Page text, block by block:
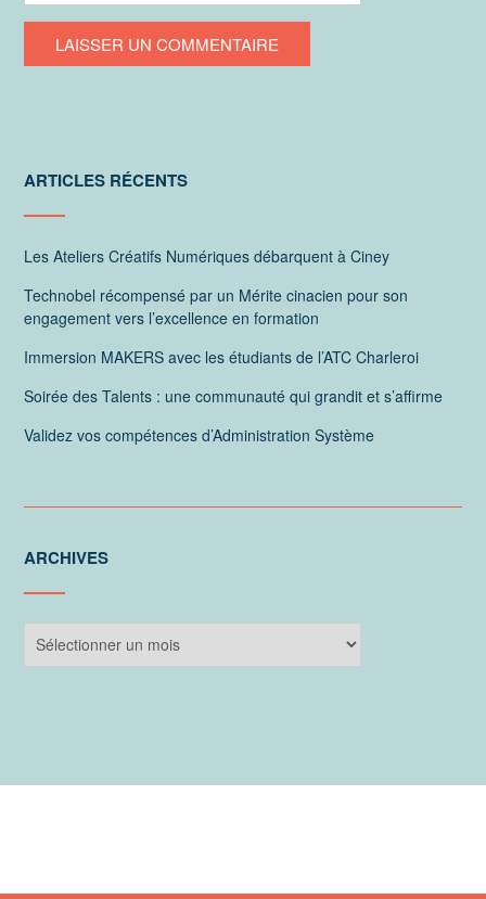
ARTICLES RÉCENTS
Les Ateliers Créatifs Numériques débarquent à Ciney
Technobel récompensé par un Mérite cinacien pour son
engagement vers l’excellence en formation
Immersion MAKERS avec les étudiants de l’ATC Charleroi
Soirée des Talents : une communauté qui grandit et s’affirme
Validez vos compétences d’Administration Système
ARCHIVES